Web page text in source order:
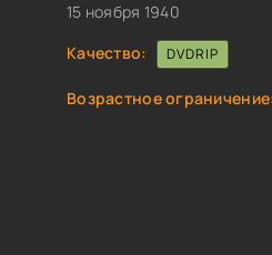
15 ноября 1940
Качество:
DVDRIP
Возрастное ограничение: